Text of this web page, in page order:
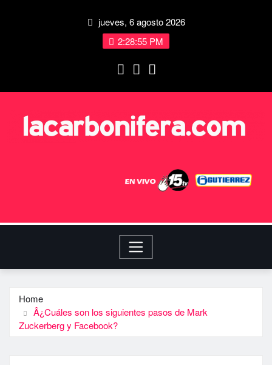
jueves, 6 agosto 2026
2:28:56 PM
Home
Â¿Cuáles son los siguientes pasos de Mark
Zuckerberg y Facebook?